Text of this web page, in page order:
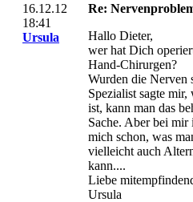
16.12.12
18:41
Ursula
Re:
Hallo Dieter,
wer hat Dich
Hand-Chirurgen?
Wurden die Nerven
Spezialist sagte
ist, kann man das
Sache. Aber bei mir
mich schon, was
vielleicht auch
kann....
Liebe
Ursula